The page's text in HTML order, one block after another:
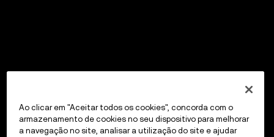
Ao clicar em "Aceitar todos os cookies", concorda com o
armazenamento de cookies no seu dispositivo para melhorar
a navegação no site, analisar a utilização do site e ajudar